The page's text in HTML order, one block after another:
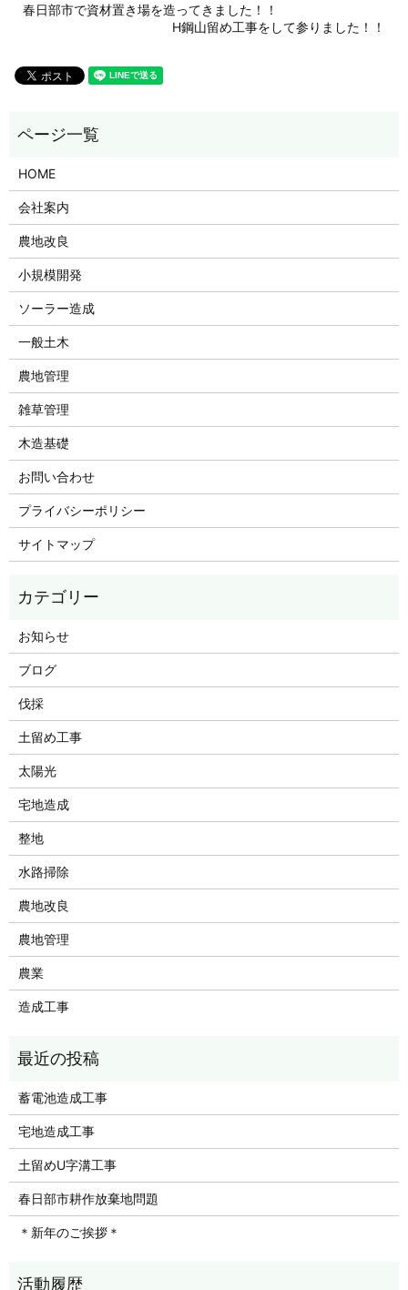
春日部市で資材置き場を造ってきました！！
H鋼山留め工事をして参りました！！
HOME
会社案内
農地改良
小規模開発
ソーラー造成
一般土木
農地管理
雑草管理
木造基礎
お問い合わせ
プライバシーポリシー
サイトマップ
お知らせ
ブログ
伐採
土留め工事
太陽光
宅地造成
整地
水路掃除
農地改良
農地管理
農業
造成工事
蓄電池造成工事
宅地造成工事
土留めU字溝工事
春日部市耕作放棄地問題
＊新年のご挨拶＊